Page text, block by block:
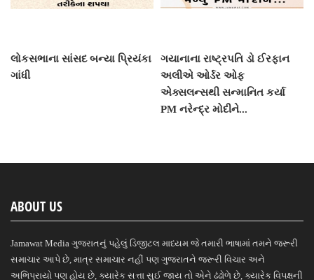
લોકસભાના સાંસદ બન્યા પ્રિયંકા
ગાંધી
ગયાનાના રાષ્ટ્રપતિ ડો ઈરફાન
અલીએ ઓર્ડર ઓફ
એક્સલન્સથી સન્માનિત કર્યા
PM નરેન્દ્ર મોદીને...
ABOUT US
Jamawat Media ગુજરાતનું પહેલું ડિજીટલ માધ્યમ જે તમારી ભાષામાં તમને જરૂરી
સમાચાર આપે છે, માત્ર સમાચાર નહીં પણ ગુજરાતને જરૂરી વિચાર અને
અભિપ્રાયો પણ હોય છે, ક્યારેક સત્તા સુઈ જાય તો એને ઢંઢોળે છે, ક્યારેક વિપક્ષની